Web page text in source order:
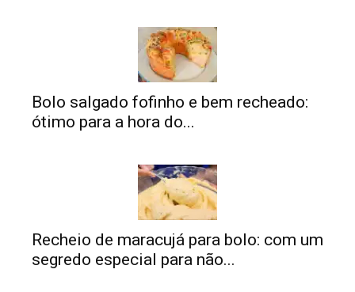
Bolo salgado fofinho e bem recheado:
ótimo para a hora do...
Recheio de maracujá para bolo: com um
segredo especial para não...